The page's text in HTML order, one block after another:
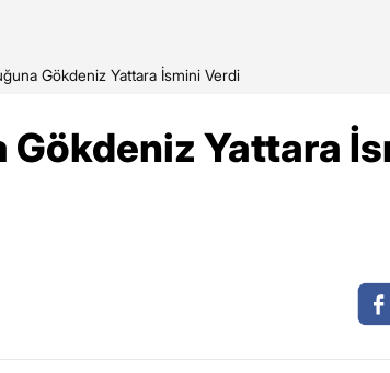
Gökdeniz Yattara İsmini Verdi
Gökdeniz Yattara